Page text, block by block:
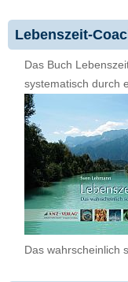
Lebenszeit-
Das Buch
systematisch durch
Das wahrscheinlich